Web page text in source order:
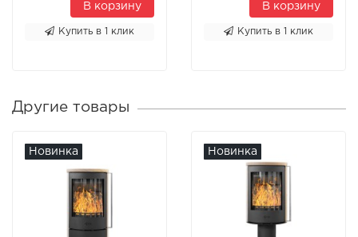
В корзину
Купить в 1 клик
В корзину
Купить в 1 клик
Другие товары
Новинка Новинка